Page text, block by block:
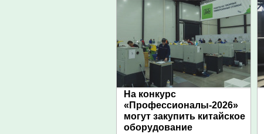
На конкурс
«Профессионалы-2026»
могут закупить китайское
оборудование